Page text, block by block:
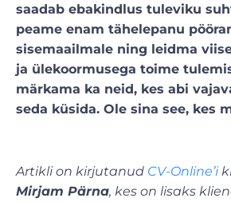
saadab ebakindlus tuleviku
peame enam tähelepanu
sisemaailmale ning leidma
ja ülekoormusega toime
märkama ka neid, kes abi
seda küsida. Ole sina see, kes
Artikli on kirjutanud CV-Online’i
Mirjam Pärna, kes on lisaks